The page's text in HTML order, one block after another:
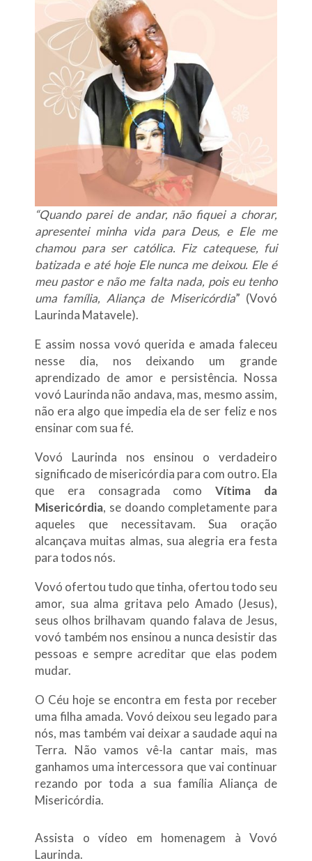
“Quando parei de andar, não fiquei a chorar,
apresentei minha vida para Deus, e Ele me
chamou para ser católica. Fiz catequese, fui
batizada e até hoje Ele nunca me deixou. Ele é
meu pastor e não me falta nada, pois eu tenho
uma família, Aliança de Misericórdia” (Vovó
Laurinda Matavele).
E assim nossa vovó querida e amada faleceu
nesse dia, nos deixando um grande
aprendizado de amor e persistência. Nossa
vovó Laurinda não andava, mas, mesmo assim,
não era algo que impedia ela de ser feliz e nos
ensinar com sua fé.
Vovó Laurinda nos ensinou o verdadeiro
significado de misericórdia para com outro. Ela
que era consagrada comoVítima da
Misericórdia, se doando completamente para
aqueles que necessitavam. Sua oração
alcançava muitas almas, sua alegria era festa
para todos nós.
Vovó ofertou tudo que tinha, ofertou todo seu
amor, sua alma gritava pelo Amado (Jesus),
seus olhos brilhavam quando falava de Jesus,
vovó também nos ensinou a nunca desistir das
pessoas e sempre acreditar que elas podem
mudar.
O Céu hoje se encontra em festa por receber
uma filha amada. Vovó deixou seu legado para
nós, mas também vai deixar a saudade aqui na
Terra. Não vamos vê-la cantar mais, mas
ganhamos uma intercessora que vai continuar
rezando por toda a sua família Aliança de
Misericórdia.
Assista o vídeo em homenagem à Vovó
Laurinda.